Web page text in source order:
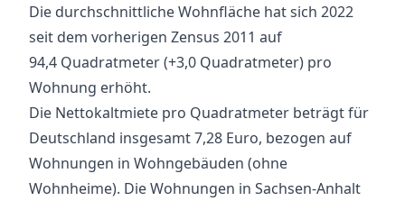
Die durchschnittliche Wohnfläche hat sich 2022
seit dem vorherigen Zensus 2011 auf
94,4 Quadratmeter (+3,0 Quadratmeter) pro
Wohnung erhöht.
Die Nettokaltmiete pro Quadratmeter beträgt für
Deutschland insgesamt 7,28 Euro, bezogen auf
Wohnungen in Wohngebäuden (ohne
Wohnheime). Die Wohnungen in Sachsen-Anhalt